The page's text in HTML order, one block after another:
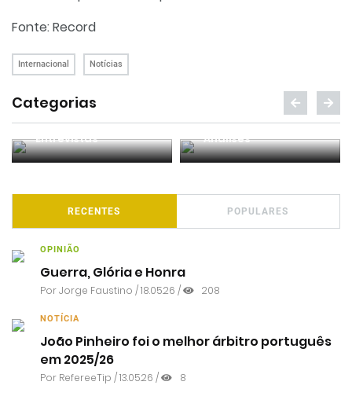
Fonte: Record
Internacional Notícias
Categorias
Entrevistas Análises
RECENTES POPULARES
OPINIÃO
Guerra, Glória e Honra
PorJorge Faustino / 18.05.26 / 208
NOTÍCIA
João Pinheiro foi o melhor árbitro português
em 2025/26
Por RefereeTip / 13.05.26 / 8